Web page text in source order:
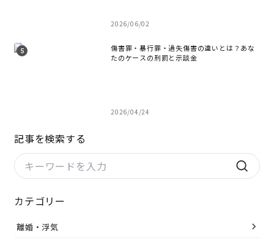
2026/06/02
傷害罪・暴行罪・過失傷害の違いとは？あな
たのケースの刑罰と示談金
2026/04/24
記事を検索する
カテゴリー
離婚・浮気